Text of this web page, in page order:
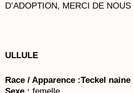
D’ADOPTION, MERCI DE
ULLULE
Race / Apparence :Teckel